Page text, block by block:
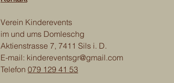
Verein Kinderevents
im und ums Domleschg
Aktienstrasse 7, 7411 Sils i. D.
E-mail: kindereventsgr@gmail.com
Telefon 079 129 41 53